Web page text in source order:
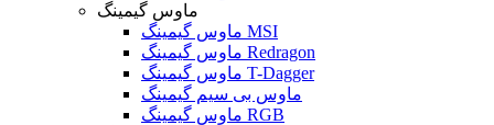
ماوس گیمینگ
ماوس گیمینگ MSI
ماوس گیمینگ Redragon
ماوس گیمینگ T-Dagger
ماوس بی سیم گیمینگ
ماوس گیمینگ RGB